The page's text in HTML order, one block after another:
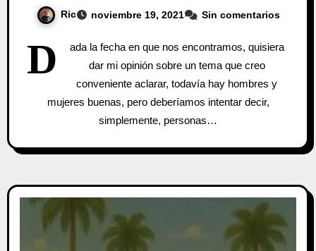
Ric noviembre 19, 2021 Sin comentarios
D
ada la fecha en que nos encontramos, quisiera
dar mi opinión sobre un tema que creo
conveniente aclarar, todavía hay hombres y
mujeres buenas, pero deberíamos intentar decir,
simplemente, personas…